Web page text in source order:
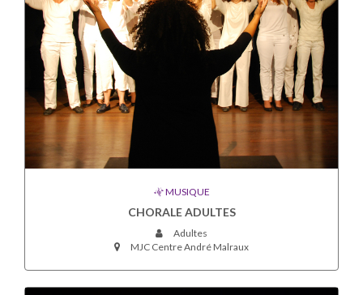
MUSIQUE
CHORALE ADULTES
Adultes
MJC Centre André Malraux